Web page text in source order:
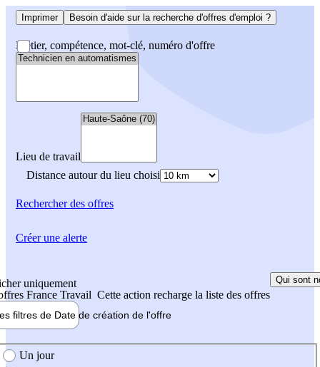
Imprimer Besoin d'aide sur la recherche d'offres d'emploi ?
Métier, compétence, mot-clé, numéro d'offre
Lieu de travail
Distance autour du lieu choisi
Rechercherdes offres
uniquement
France Travail Cette action recharge la liste des offres
Qui sont
filtres de Date de création de l'offre
création de l'offre
Un jour
Créer une alerte